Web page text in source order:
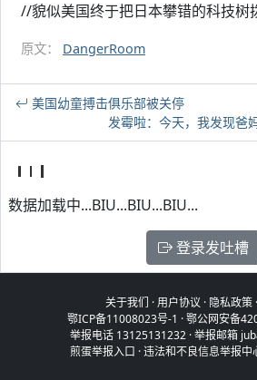
//貌似美国终于把日本攀错的科技树
原文： DangerRoom
美国幼童搏击俱乐部被关停
发霉啦：今天，我发现爸
数据加载中...BIU...BIU...BIU...
登录发吐槽
关于我们 ·用户协议 · 隐私政策·
鄂ICP备11008023号-1 ·鄂公网安备
举报电话 13125131232 · 举报邮箱
煎蛋举报入口 ·违法和不良信息举报中